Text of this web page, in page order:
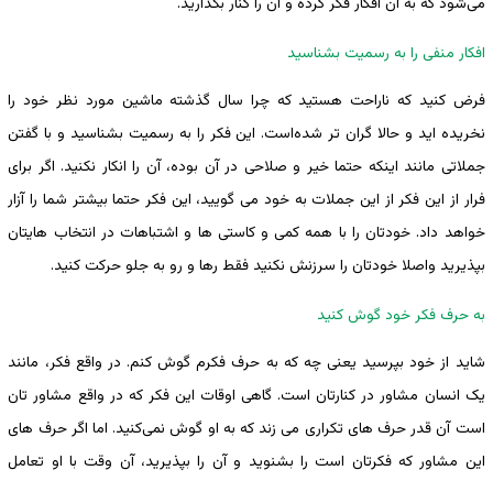
افکار منفی را به رسمیت بشناسید
فرض کنید که ناراحت هستید که چرا سال گذشته ماشین مورد نظر خود را
نخریده اید و حالا گران تر ‌شده‌است. این فکر را به رسمیت بشناسید و با گفتن
جملاتی مانند اینکه حتما خیر و صلاحی در آن بوده، آن را انکار نکنید. اگر برای
فرار از این فکر از این جملات به خود می گویید، این فکر حتما بیشتر شما را آزار
خواهد داد. خودتان را با همه کمی و کاستی ها و اشتباهات در انتخاب هایتان
بپذیرید واصلا خودتان را سرزنش نکنید فقط رها و رو به جلو حرکت کنید.
به حرف فکر خود گوش کنید
شاید از خود بپرسید یعنی چه که به حرف فکرم گوش کنم. در واقع فکر، مانند
یک انسان مشاور در کنارتان است. گاهی اوقات این فکر که در واقع مشاور تان
است آن قدر حرف های تکراری می زند که به او گوش نمی‌کنید. اما اگر حرف های
این مشاور که فکرتان است را بشنوید و آن را بپذیرید، آن وقت با او تعامل